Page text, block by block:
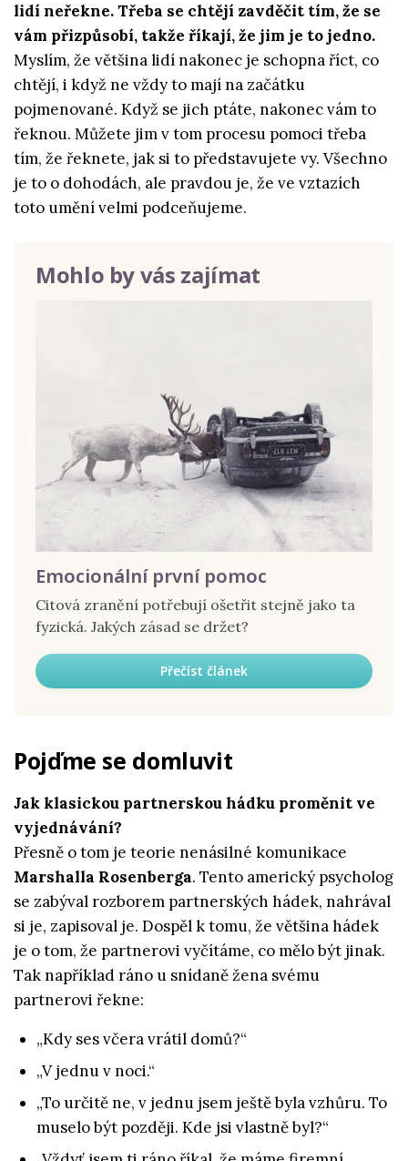
lidí neřekne. Třeba se chtějí zavděčit tím, že se
vám přizpůsobí, takže říkají, že jim je to jedno.
Myslím, že většina lidí nakonec je schopna říct, co
chtějí, i když ne vždy to mají na začátku
pojmenované. Když se jich ptáte, nakonec vám to
řeknou. Můžete jim v tom procesu pomoci třeba
tím, že řeknete, jak si to představujete vy. Všechno
je to o dohodách, ale pravdou je, že ve vztazích
toto umění velmi podceňujeme.
Mohlo by vás zajímat
Emocionální první pomoc
Citová zranění potřebují ošetřit stejně jako ta
fyzická. Jakých zásad se držet?
Přečíst článek
Pojďme se domluvit
Jak klasickou partnerskou hádku proměnit ve
vyjednávání?
Přesně o tom je teorie nenásilné komunikace
Marshalla Rosenberga. Tento americký psycholog
se zabýval rozborem partnerských hádek, nahrával
si je, zapisoval je. Dospěl k tomu, že většina hádek
je o tom, že partnerovi vyčítáme, co mělo být jinak.
Tak například ráno u snídaně žena svému
partnerovi řekne:
„Kdy ses včera vrátil domů?“
„V jednu v noci.“
„To určitě ne, v jednu jsem ještě byla vzhůru. To
muselo být později. Kde jsi vlastně byl?“